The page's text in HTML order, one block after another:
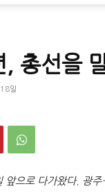
스
신
, 총선을
일
앞으로 다가왔다. 광주